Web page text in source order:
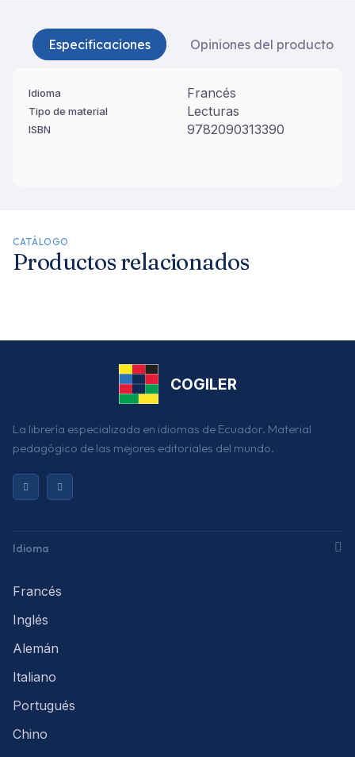
Especificaciones Opiniones del producto
Idioma Francés
Tipo de material Lecturas
ISBN 9782090313390
CATÁLOGO
Productos relacionados
COGILER
La librería especializada en idiomas de Ecuador. Material
pedagógico de las mejores editoriales del mundo.
Idioma
Francés
Inglés
Alemán
Italiano
Portugués
Chino